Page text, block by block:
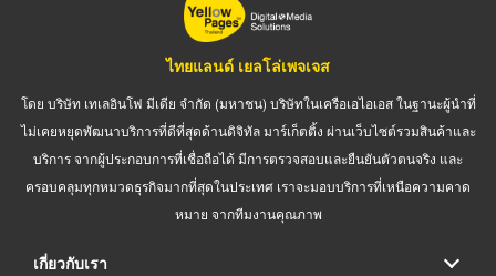
ไทยแลนด์ เยลโล่เพจเจส
โดย บริษัท เทเลอินโฟ มีเดีย จำกัด (มหาชน) บริษัทในเครือเอไอเอส ในฐานะผู้นำที่
ไม่เคยหยุดพัฒนาบริการที่ดีที่สุดด้านดิจิทัล มาร์เก็ตติ้ง ผ่านเว็บไซต์รวมสินค้าและ
บริการ จากผู้ประกอบการที่เชื่อถือได้ มีการตรวจสอบและยืนยันตัวตนจริง และ
ครอบคลุมทุกหมวดธุรกิจมากที่สุดในประเทศ เราจะมอบบริการที่เหนือความคาด
หมาย จากทีมงานคุณภาพ
เกี่ยวกับเรา